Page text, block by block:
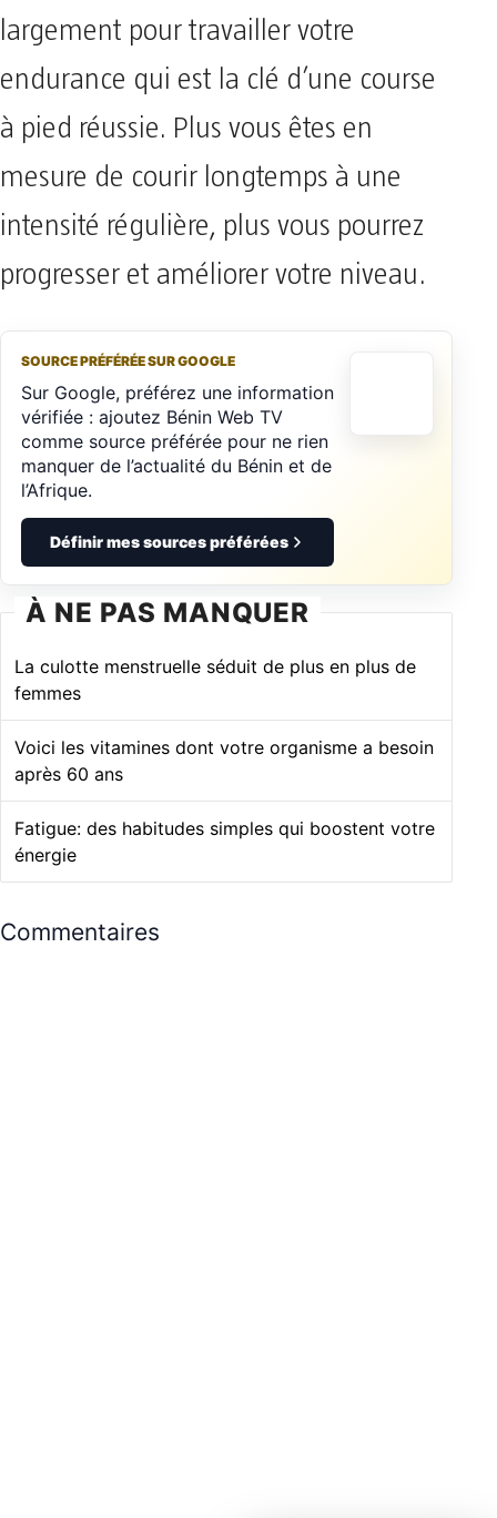
largement pour travailler votre
endurance qui est la clé d’une course
à pied réussie. Plus vous êtes en
mesure de courir longtemps à une
intensité régulière, plus vous pourrez
progresser et améliorer votre niveau.
SOURCE PRÉFÉRÉE SUR GOOGLE
Sur Google, préférez une information
vérifiée : ajoutez Bénin Web TV
comme source préférée pour ne rien
manquer de l’actualité du Bénin et de
l’Afrique.
Définir mes sources préférées
À NE PAS MANQUER
La culotte menstruelle séduit de plus en plus de
femmes
Voici les vitamines dont votre organisme a besoin
après 60 ans
Fatigue: des habitudes simples qui boostent votre
énergie
Commentaires